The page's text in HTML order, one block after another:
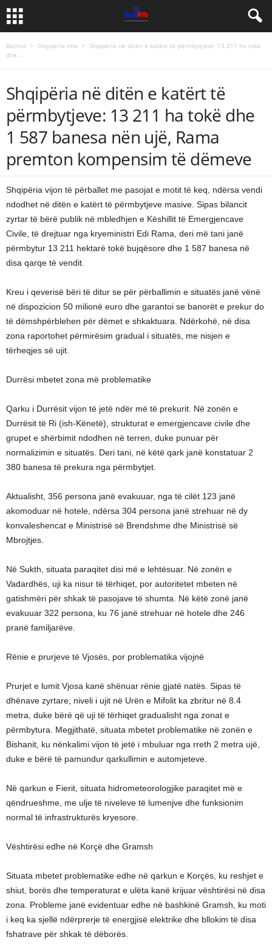
Ballina Shqiperia ime
Shqipëria në ditën e katërt të përmbytjeve: 13 211 ha tokë
dhe...
Shqipëria në ditën e katërt të
përmbytjeve: 13 211 ha tokë dhe
1 587 banesa nën ujë, Rama
premton kompensim të dëmeve
Shqipëria vijon të përballet me pasojat e motit të keq, ndërsa vendi
ndodhet në ditën e katërt të përmbytjeve masive. Sipas bilancit
zyrtar të bërë publik në mbledhjen e Këshillit të Emergjencave
Civile, të drejtuar nga kryeministri Edi Rama, deri më tani janë
përmbytur 13 211 hektarë tokë bujqësore dhe 1 587 banesa në
disa qarqe të vendit.
Kreu i qeverisë bëri të ditur se për përballimin e situatës janë vënë
në dispozicion 50 milionë euro dhe garantoi se banorët e prekur do
të dëmshpërblehen për dëmet e shkaktuara. Ndërkohë, në disa
zona raportohet përmirësim gradual i situatës, me nisjen e
tërheqjes së ujit.
Durrësi mbetet zona më problematike
Qarku i Durrësit vijon të jetë ndër më të prekurit. Në zonën e
Durrësit të Ri (ish-Kënetë), strukturat e emergjencave civile dhe
grupet e shërbimit ndodhen në terren, duke punuar për
normalizimin e situatës. Deri tani, në këtë qark janë konstatuar 2
380 banesa të prekura nga përmbytjet.
Aktualisht, 356 persona janë evakuuar, nga të cilët 123 janë
akomoduar në hotele, ndërsa 304 persona janë strehuar në dy
konvaleshencat e Ministrisë së Brendshme dhe Ministrisë së
Mbrojtjes.
Në Sukth, situata paraqitet disi më e lehtësuar. Në zonën e
Vadardhës, uji ka nisur të tërhiqet, por autoritetet mbeten në
gatishmëri për shkak të pasojave të shumta. Në këtë zonë janë
evakuuar 322 persona, ku 76 janë strehuar në hotele dhe 246
pranë familjarëve.
Rënie e prurjeve të Vjosës, por problematika vijojnë
Prurjet e lumit Vjosa kanë shënuar rënie gjatë natës. Sipas të
dhënave zyrtare, niveli i ujit në Urën e Mifolit ka zbritur në 8.4
metra, duke bërë që uji të tërhiqet gradualisht nga zonat e
përmbytura. Megjithatë, situata mbetet problematike në zonën e
Bishanit, ku nënkalimi vijon të jetë i mbuluar nga rreth 2 metra ujë,
duke e bërë të pamundur qarkullimin e automjeteve.
Në qarkun e Fierit, situata hidrometeorologjike paraqitet më e
qëndrueshme, me ulje të niveleve të lumenjve dhe funksionim
normal të infrastrukturës kryesore.
Vështirësi edhe në Korçë dhe Gramsh
Situata mbetet problematike edhe në qarkun e Korçës, ku reshjet e
shiut, borës dhe temperaturat e ulëta kanë krijuar vështirësi në disa
zona. Probleme janë evidentuar edhe në bashkinë Gramsh, ku moti
i keq ka sjellë ndërprerje të energjisë elektrike dhe bllokim të disa
fshatrave për shkak të dëborës.